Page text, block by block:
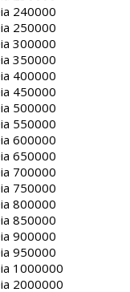
240000
250000
300000
350000
400000
450000
500000
550000
600000
650000
700000
750000
800000
850000
900000
950000
1000000
2000000